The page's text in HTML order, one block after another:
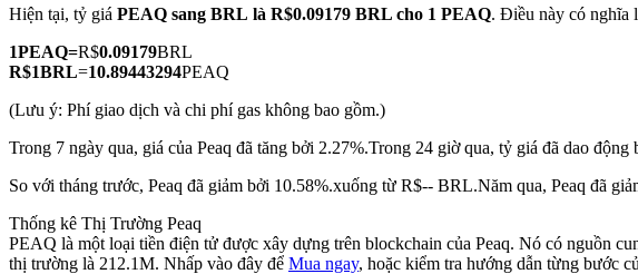
Futures sử dụng token làm tài sản thế chấp
Hiện tại, tỷ giá PEAQ sang BRL là R$0.09179 BRL cho 1 PEAQ. Điều này có nghĩa
1PEAQ=R$0.09179BRL
R$1BRL=10.89443294PEAQ
(Lưu ý: Phí giao dịch và chi phí gas không bao gồm.)
Trong 7 ngày qua, giá của Peaq đã tăng bởi 2.27%.Trong 24 giờ qua, tỷ giá đã dao
So với tháng trước, Peaq đã giảm bởi 10.58%.xuống từ R$-- BRL.Năm qua, Peaq đã
Thống kê Thị Trường Peaq
PEAQ là một loại tiền điện tử được xây dựng trên blockchain của Peaq. Nó có nguồn
thị trường là 212.1M. Nhấp vào đây để Mua ngay, hoặc kiểm tra hướng dẫn từng bước